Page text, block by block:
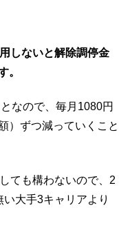
しないと解除調停金
。
なので、毎月1080円
）ずつ減っていくこと
ても構わないので、2
大手3キャリアより